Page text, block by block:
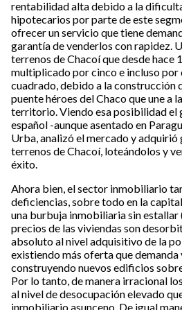
rentabilidad alta debido a la
hipotecarios por parte de este
ofrecer un servicio que tiene
garantía de venderlos con rapidez.
terrenos de Chacoí que desde hace
multiplicado por cinco e incluso
cuadrado, debido a la construcción
puente héroes del Chaco que une a
territorio. Viendo esa posibilidad
español -aunque asentado en
Urba, analizó el mercado y adquirió
terrenos de Chacoí, loteándolos y
éxito.
Ahora bien, el sector inmobiliario
deficiencias, sobre todo en la
una burbuja inmobiliaria sin estallar
precios de las viviendas son
absoluto al nivel adquisitivo de la
existiendo más oferta que demanda
construyendo nuevos edificios
Por lo tanto, de manera irracional
al nivel de desocupación elevado
inmobiliario asunceno. De igual